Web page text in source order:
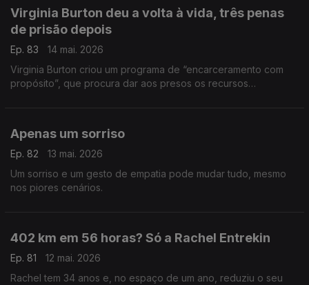
Virginia Burton deu a volta à vida, três penas
de prisão depois
Ep. 83
14 mai. 2026
Virginia Burton criou um programa de “encarceramento com
propósito”, que procura dar aos presos os recursos
Apenas um sorriso
Ep. 82
13 mai. 2026
Um sorriso e um gesto de empatia pode mudar tudo, mesmo
nos piores cenários.
402 km em 56 horas? Só a Rachel Entrekin
Ep. 81
12 mai. 2026
Rachel tem 34 anos e, no espaço de um ano, reduziu o seu